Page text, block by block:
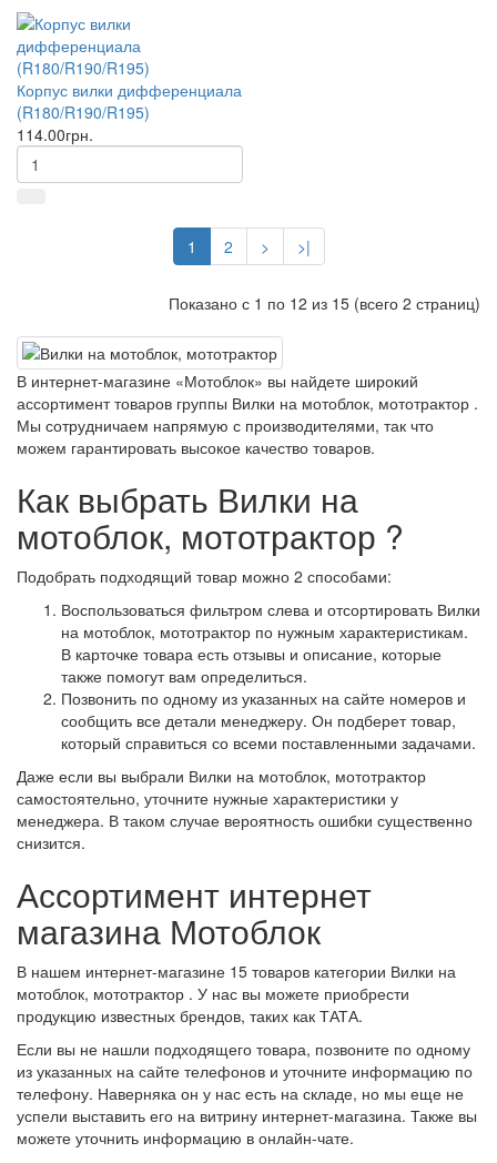
Корпус вилки дифференциала
(R180/R190/R195)
114.00грн.
1 2 > >|
Показано с 1 по 12 из 15 (всего 2 страниц)
В интернет-магазине «Мотоблок» вы найдете широкий
ассортимент товаров группы Вилки на мотоблок, мототрактор .
Мы сотрудничаем напрямую с производителями, так что
можем гарантировать высокое качество товаров.
Как выбрать Вилки на
мотоблок, мототрактор ?
Подобрать подходящий товар можно 2 способами:
Воспользоваться фильтром слева и отсортировать Вилки
на мотоблок, мототрактор по нужным характеристикам.
В карточке товара есть отзывы и описание, которые
также помогут вам определиться.
Позвонить по одному из указанных на сайте номеров и
сообщить все детали менеджеру. Он подберет товар,
который справиться со всеми поставленными задачами.
Даже если вы выбрали Вилки на мотоблок, мототрактор
самостоятельно, уточните нужные характеристики у
менеджера. В таком случае вероятность ошибки существенно
снизится.
Ассортимент интернет
магазина Мотоблок
В нашем интернет-магазине 15 товаров категории Вилки на
мотоблок, мототрактор . У нас вы можете приобрести
продукцию известных брендов, таких как ТАТА.
Если вы не нашли подходящего товара, позвоните по одному
из указанных на сайте телефонов и уточните информацию по
телефону. Наверняка он у нас есть на складе, но мы еще не
успели выставить его на витрину интернет-магазина. Также вы
можете уточнить информацию в онлайн-чате.